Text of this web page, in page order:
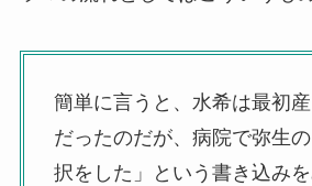
簡単に言うと、水希は最初
だったのだが、病院で弥生
択をした」という書き込み